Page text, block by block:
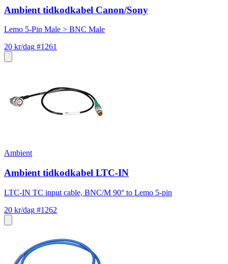
Ambient tidkodkabel Canon/Sony
Lemo 5-Pin Male > BNC Male
20 kr/dag #1261
Ambient
Ambient tidkodkabel LTC-IN
LTC-IN TC input cable, BNC/M 90° to Lemo 5-pin
20 kr/dag #1262